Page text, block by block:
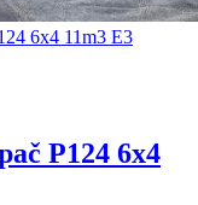
P124 6x4